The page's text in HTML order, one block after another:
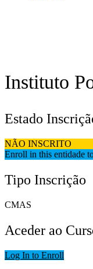
Instituto
Estado
NÃO INSCRITO
Enroll in this entidade
Tipo Inscrição
CMAS
Aceder ao
Log In to Enroll